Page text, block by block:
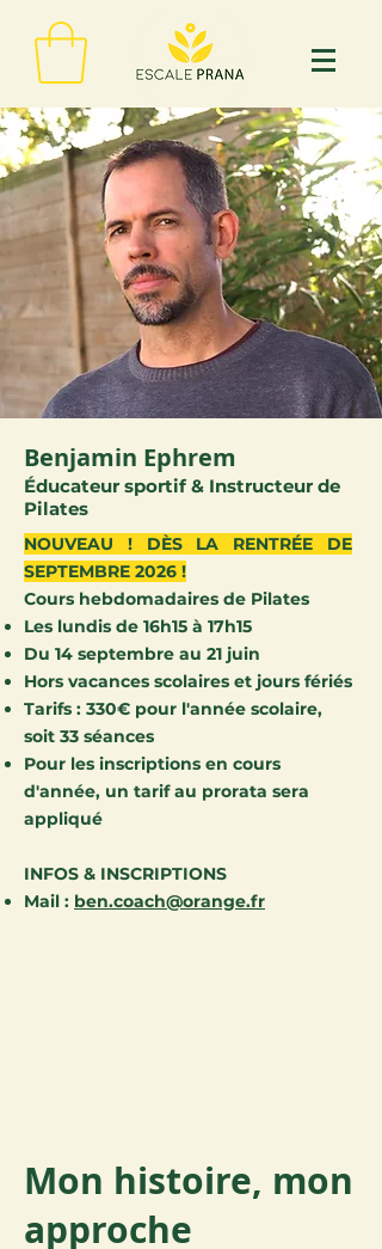
Benjamin Ephrem
Éducateur sportif & Instructeur de
Pilates
NOUVEAU !​​ DÈS LA RENTRÉE DE
SEPTEMBRE 2026 !
Cours hebdomadaires de Pilates
​Les lundis de 16h15 à 17h15
Du 14 septembre au 21 juin
Hors vacances scolaires et jours fériés
Tarifs : 330€ pour l'année scolaire,
soit 33 séances
Pour les inscriptions en cours
d'année, un tarif au prorata sera
appliqué
INFOS & INSCRIPTIONS​​
​Mail : ben.coach@orange.fr
Mon histoire, mon
approche